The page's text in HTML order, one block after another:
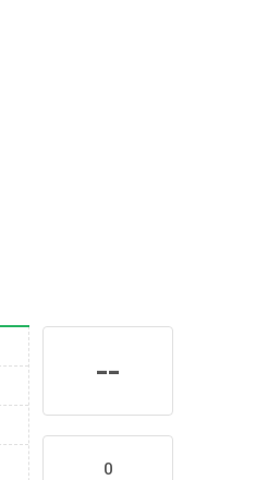
--
0